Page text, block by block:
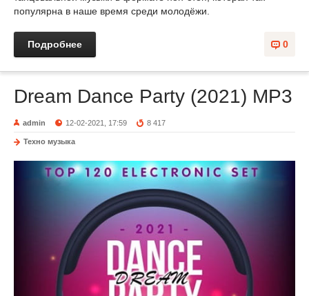
популярна в наше время среди молодёжи.
0
Подробнее
Dream Dance Party (2021) MP3
admin 12-02-2021, 17:59 8 417
Техно музыка